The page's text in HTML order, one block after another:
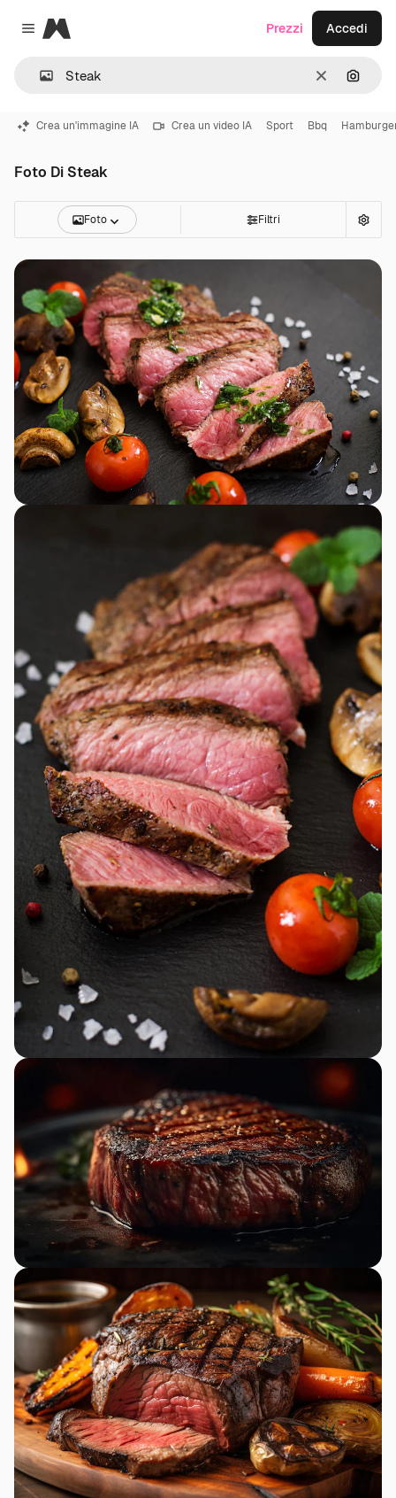
Close menu
Magnific
CancellaCerca
Prezzi Accedi
Crea un'immagine IA Crea un video IA Sport Bbq
Foto Di Steak
Foto Filtri